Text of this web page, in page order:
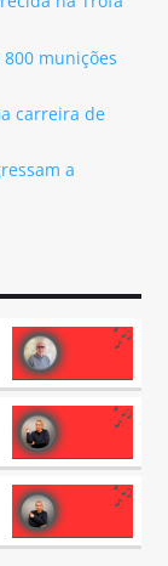
munições
carreira de
a